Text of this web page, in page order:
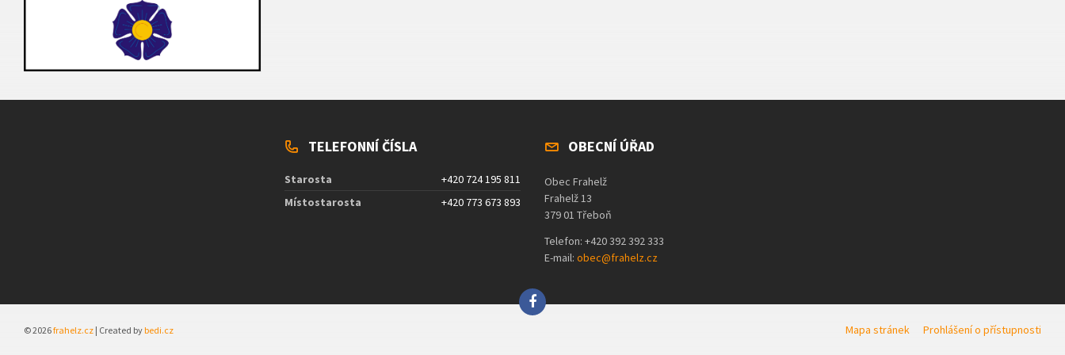
TELEFONNÍ ČÍSLA
Starosta
+420 724 195 811
Místostarosta
+420 773 673 893
OBECNÍ ÚŘAD
Obec Frahelž
Frahelž 13
379 01 Třeboň
Telefon: +420 392 392 333
E-mail: obec@frahelz.cz
Mapa stránek Prohlášení o přístupnosti
© 2026frahelz.cz | Created bybedi.cz